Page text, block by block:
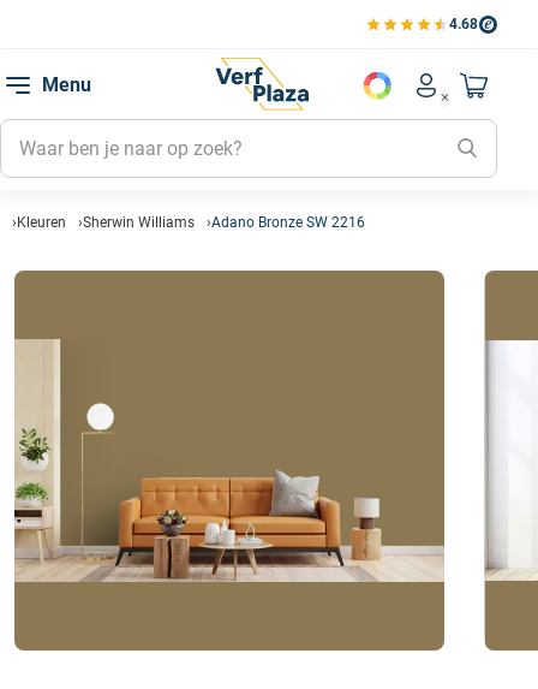
4.68
Bekijk de verfplaza
Menu
Account
Mijn
Mijn
Mijn
Naar
Kleuren Sherwin Williams Adano Bronze SW 2216